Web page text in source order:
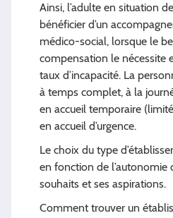
Ainsi, l’adulte en situation
bénéficier d’un
médico-social, lorsque le
compensation le nécessite
taux d’incapacité. La
à temps complet, à la
en accueil temporaire
en accueil d’urgence.
Le choix du type
en fonction de l’autonomie
souhaits et ses aspirations.
Comment trouver un